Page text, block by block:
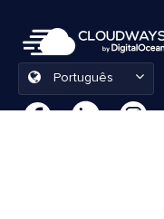
Português